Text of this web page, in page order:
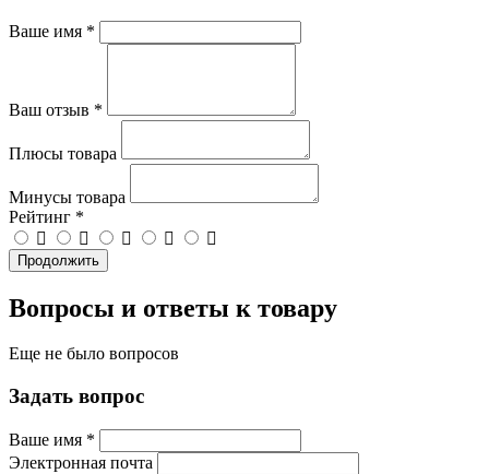
Ваше имя *
Ваш отзыв *
Плюсы товара
Минусы товара
Рейтинг *
Продолжить
Вопросы и ответы к товару
Еще не было вопросов
Задать вопрос
Ваше имя *
Электронная почта